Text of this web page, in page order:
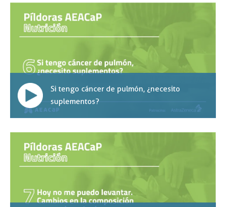
Si tengo cáncer de pulmón, ¿necesito
suplementos?